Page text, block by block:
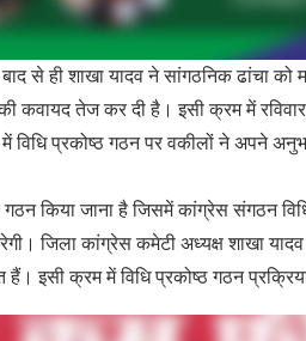
से ही शाखा यादव ने सांगठनिक ढांचा
कवायद तेज कर दी है। इसी क्रम में
प्रकोष्ठ गठन पर वकीलों ने अपने
किया जाना है जिसमें कांग्रेस संगठन
जिला कांग्रेस कमेटी अध्यक्ष शाखा
हैं। इसी क्रम में विधि प्रकोष्ठ गठन